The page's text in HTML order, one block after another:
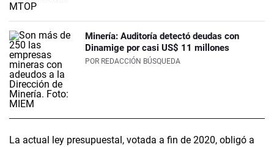
Minería: Auditoría detectó deudas con
Dinamige por casi US$ 11 millones
POR REDACCIÓN BÚSQUEDA
La actual ley presupuestal, votada a fin de 2020, obligó a